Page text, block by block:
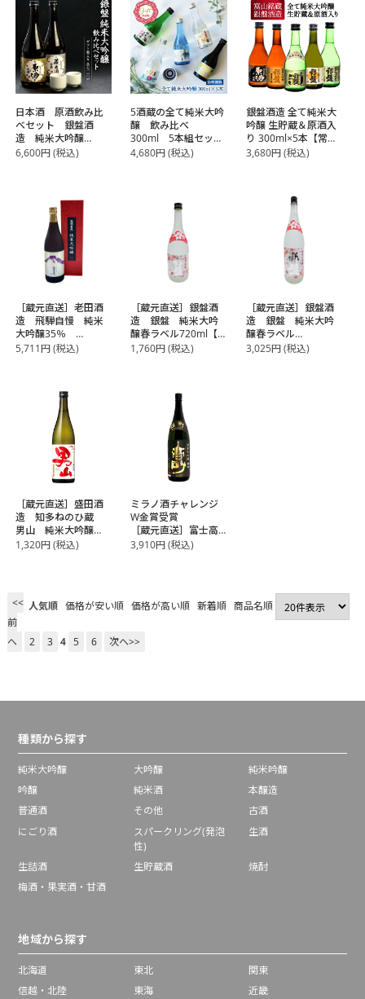
日本酒 原酒飲み比
べセット 銀盤酒
造 純米大吟醸
720ml 2本セット
【送料無料】
6,600円(税込)
5酒蔵の全て純米大吟
醸 飲み比べ
300ml 5本組セット
【常温】【3～4営業
4,680円(税込)
銀盤酒造 全て純米大
吟醸 生貯蔵＆原酒入
り 300ml×5本【常
温】【3～4営業日以
3,680円(税込)
［蔵元直送］老田酒
造 飛騨自慢 純米
大吟醸35％
720ml【常温】【3～
5,711円(税込)
［蔵元直送］銀盤酒
造 銀盤 純米大吟
醸春ラベル720ml【2
～3営業日以内に出
1,760円(税込)
［蔵元直送］銀盤酒
造 銀盤 純米大吟
醸春ラベル
1800ml【2～3営業日
3,025円(税込)
［蔵元直送］盛田酒
造 知多ねのひ蔵
男山 純米大吟醸
720ml【3～4営業日
1,320円(税込)
ミラノ酒チャレンジ
W金賞受賞
［蔵元直送］富士高
砂酒造 高砂 純米
3,910円(税込)
人気順 価格が安い順 価格が高い順 新着順 商品名順
<<
前
へ
2 3 4 5 6 次へ>>
種類から探す
純米大吟醸 大吟醸
純米吟醸
吟醸
純米酒
本醸造
普通酒
その他
古酒
にごり酒
スパークリング(発泡
性)
生酒
生詰酒 生貯蔵酒
焼酎
梅酒・果実酒・甘酒
地域から探す
北海道 東北
関東
信越・北陸
東海
近畿